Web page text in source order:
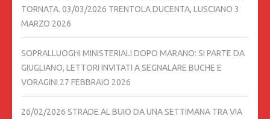
TORNATA. 03/03/2026 TRENTOLA DUCENTA, LUSCIANO 3
MARZO 2026
SOPRALLUOGHI MINISTERIALI DOPO MARANO: SI PARTE DA
GIUGLIANO, LETTORI INVITATI A SEGNALARE BUCHE E
VORAGINI 27 FEBBRAIO 2026
26/02/2026 STRADE AL BUIO DA UNA SETTIMANA TRA VIA